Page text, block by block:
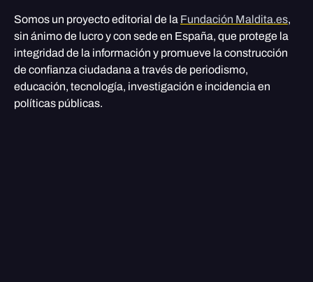
Somos un proyecto editorial de la Fundación Maldita.es,
sin ánimo de lucro y con sede en España, que protege la
integridad de la información y promueve la construcción
de confianza ciudadana a través de periodismo,
educación, tecnología, investigación e incidencia en
políticas públicas.